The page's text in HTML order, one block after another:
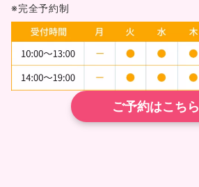
※完全予約制
ご予約はこちら